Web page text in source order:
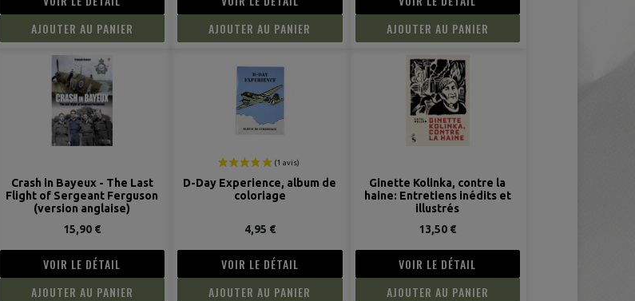
AJOUTER AU PANIER
AJOUTER AU PANIER
AJOUTER AU PANIER
Crash in Bayeux - The Last
Flight of Sergeant Ferguson
(version anglaise)
15,90 €
VOIR LE DÉTAIL
AJOUTER AU PANIER
D-Day Experience, album de
coloriage
4,95 €
VOIR LE DÉTAIL
AJOUTER AU PANIER
Ginette Kolinka, contre la
haine: Entretiens inédits et
illustrés
13,50 €
VOIR LE DÉTAIL
AJOUTER AU PANIER